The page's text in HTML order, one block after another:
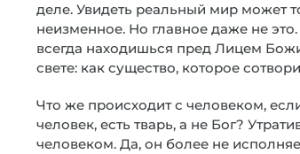
деле. Увидеть реальный мир может
неизменное. Но главное даже не
всегда находишься пред Лицем
свете: как существо, которое
Что же происходит с человеком,
человек, есть тварь, а не Бог?
человеком. Да, он более не